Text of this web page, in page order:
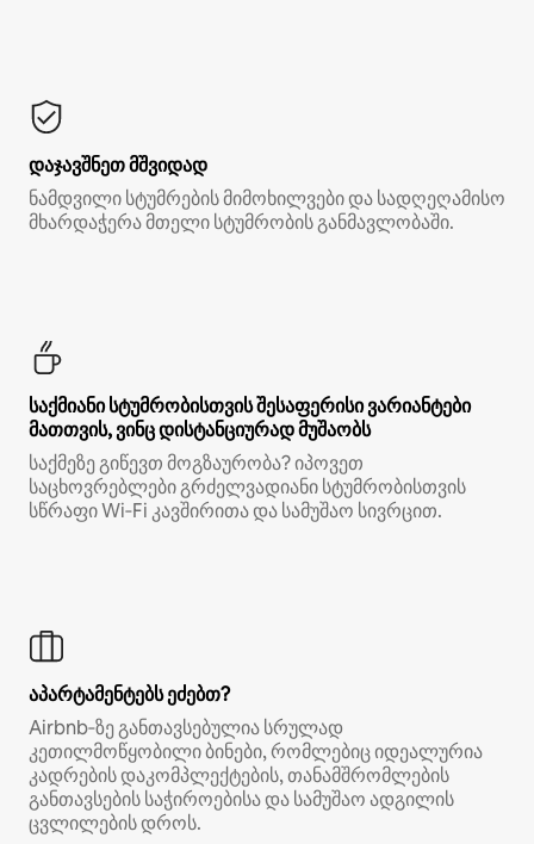
დაჯავშნეთ მშვიდად
ნამდვილი სტუმრების მიმოხილვები და სადღეღამისო
მხარდაჭერა მთელი სტუმრობის განმავლობაში.
საქმიანი სტუმრობისთვის შესაფერისი ვარიანტები
მათთვის, ვინც დისტანციურად მუშაობს
საქმეზე გიწევთ მოგზაურობა? იპოვეთ
საცხოვრებლები გრძელვადიანი სტუმრობისთვის
სწრაფი Wi‑Fi კავშირითა და სამუშაო სივრცით.
აპარტამენტებს ეძებთ?
Airbnb‑ზე განთავსებულია სრულად
კეთილმოწყობილი ბინები, რომლებიც იდეალურია
კადრების დაკომპლექტების, თანამშრომლების
განთავსების საჭიროებისა და სამუშაო ადგილის
ცვლილების დროს.